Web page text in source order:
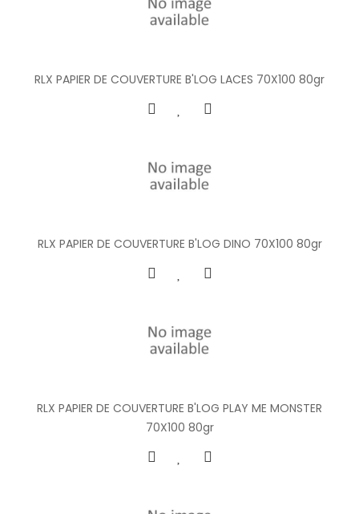
RLX PAPIER DE COUVERTURE B'LOG LACES 70X100 80gr
RLX PAPIER DE COUVERTURE B'LOG DINO 70X100 80gr
RLX PAPIER DE COUVERTURE B'LOG PLAY ME MONSTER
70X100 80gr